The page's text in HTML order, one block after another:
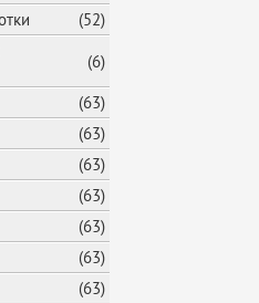
(52)
(6)
(63)
(63)
(63)
(63)
(63)
(63)
(63)